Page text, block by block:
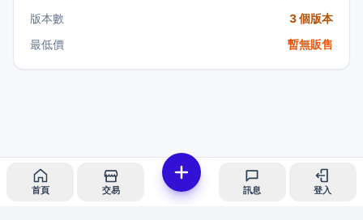
版本數
3 個版本
最低價
暫無販售
首頁 交易 訊息 登入